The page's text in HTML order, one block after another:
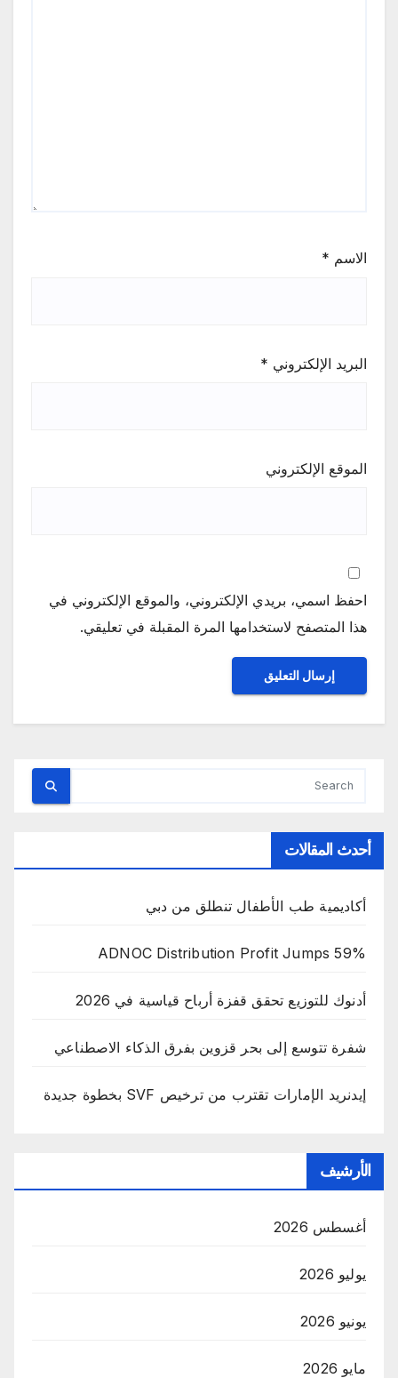
الاسم *
البريد الإلكتروني *
الموقع الإلكتروني
احفظ اسمي، بريدي الإلكتروني، والموقع الإلكتروني في
هذا المتصفح لاستخدامها المرة المقبلة في تعليقي.
أحدث المقالات
أكاديمية طب الأطفال تنطلق من دبي
ADNOC Distribution Profit Jumps 59%
أدنوك للتوزيع تحقق قفزة أرباح قياسية في 2026
شفرة تتوسع إلى بحر قزوين بفرق الذكاء الاصطناعي
إيدنريد الإمارات تقترب من ترخيص SVF بخطوة جديدة
الأرشيف
أغسطس 2026
يوليو 2026
يونيو 2026
مايو 2026